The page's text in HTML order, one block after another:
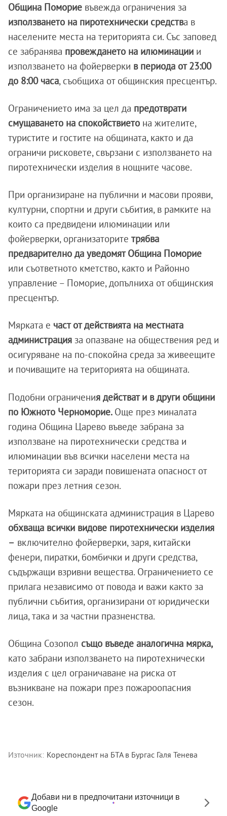
Община Поморие въвежда ограничения за
използването на пиротехнически средства в
населените места на територията си. Със заповед
се забранява провеждането на илюминации и
използването на фойерверки в периода от 23:00
до 8:00 часа, съобщиха от общинския пресцентър.
Ограничението има за цел да предотврати
смущаването на спокойствието на жителите,
туристите и гостите на общината, както и да
ограничи рисковете, свързани с използването на
пиротехнически изделия в нощните часове.
При организиране на публични и масови прояви,
културни, спортни и други събития, в рамките на
които са предвидени илюминации или
фойерверки, организаторите трябва
предварително да уведомят Община Поморие
или съответното кметство, както и Районно
управление – Поморие, допълниха от общинския
пресцентър.
Мярката е част от действията на местната
администрация за опазване на обществения ред и
осигуряване на по-спокойна среда за живеещите
и почиващите на територията на общината.
Подобни ограничения действат и в други общини
по Южното Черноморие. Още през миналата
година Община Царево въведе забрана за
използване на пиротехнически средства и
илюминации във всички населени места на
територията си заради повишената опасност от
пожари през летния сезон.
Мярката на общинската администрация в Царево
обхваща всички видове пиротехнически изделия
– включително фойерверки, заря, китайски
фенери, пиратки, бомбички и други средства,
съдържащи взривни вещества. Ограничението се
прилага независимо от повода и важи както за
публични събития, организирани от юридически
лица, така и за частни празненства.
Община Созопол също въведе аналогична мярка,
като забрани използването на пиротехнически
изделия с цел ограничаване на риска от
възникване на пожари през пожароопасния
сезон.
Източник: Кореспондент на БТА в Бургас Галя Тенева
Добави ни в предпочитани източници в
Google